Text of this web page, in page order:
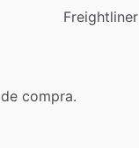
Freightliner
de compra.